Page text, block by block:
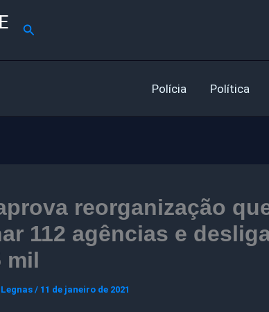
Pesquisar
Polícia Política
reorganização
112 agências e
mil
/ 11 de janeiro de 2021